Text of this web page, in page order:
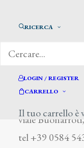
RICERCA
LOGIN / REGISTER
CARRELLO
Il tuo carrello è
viale
tel +39 0584